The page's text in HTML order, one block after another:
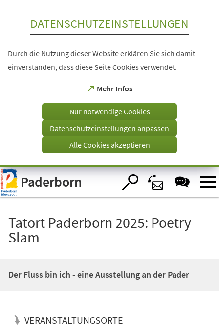
Visuelle
Assistenzsoftware
öffnen.
DATENSCHUTZEINSTELLUNGEN
Durch die Nutzung dieser Website erklären Sie sich damit
einverstanden, dass diese Seite Cookies verwendet.
Mehr Infos
(Öffnet
einem
Tab)
Nur notwendige Cookies
Datenschutzeinstellungen anpassen
Alle Cookies akzeptieren
Paderborn
Tatort Paderborn 2025: Poetry
Slam
Der Fluss bin ich - eine Ausstellung an der Pader
VERANSTALTUNGSORTE